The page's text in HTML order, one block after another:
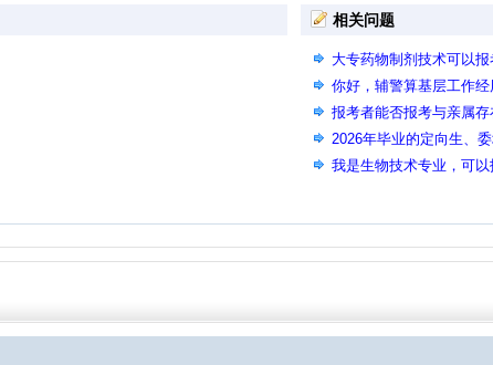
相关问题
大专药物制剂技术可以
你好，辅警算基层工作经
报考者能否报考与亲属
2026年毕业的定向生、
我是生物技术专业，可